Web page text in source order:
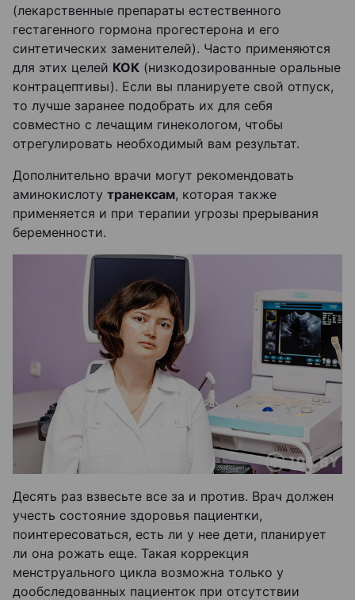
(лекарственные препараты естественного
гестагенного гормона прогестерона и его
синтетических заменителей). Часто применяются
для этих целей КОК (низкодозированные оральные
контрацептивы). Если вы планируете свой отпуск,
то лучше заранее подобрать их для себя
совместно с лечащим гинекологом, чтобы
отрегулировать необходимый вам результат.
Дополнительно врачи могут рекомендовать
аминокислоту транексам, которая также
применяется и при терапии угрозы прерывания
беременности.
Десять раз взвесьте все за и против. Врач должен
учесть состояние здоровья пациентки,
поинтересоваться, есть ли у нее дети, планирует
ли она рожать еще. Такая коррекция
менструального цикла возможна только у
дообследованных пациенток при отсутствии